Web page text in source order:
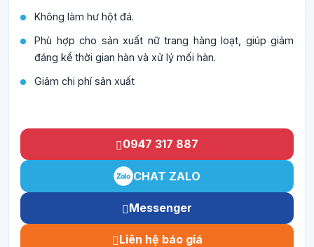
Không làm hư hột đá.
Phù hợp cho sản xuất nữ trang hàng loạt, giúp giảm
đáng kể thời gian hàn và xử lý mối hàn.
Giảm chi phí sản xuất
0947 317 887
CHAT ZALO
Messenger
Liên hệ báo giá